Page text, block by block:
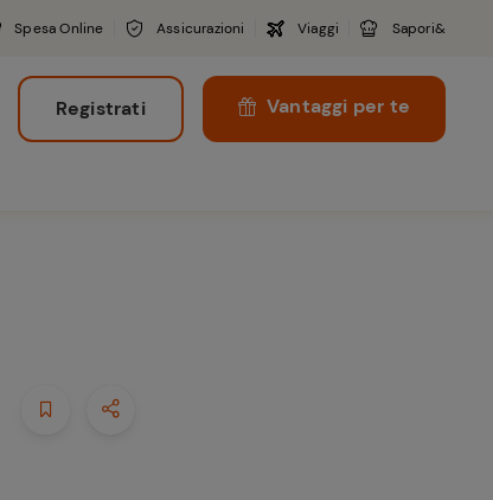
Spesa Online Assicurazioni Viaggi Sapori&
Registrati Vantaggi per te